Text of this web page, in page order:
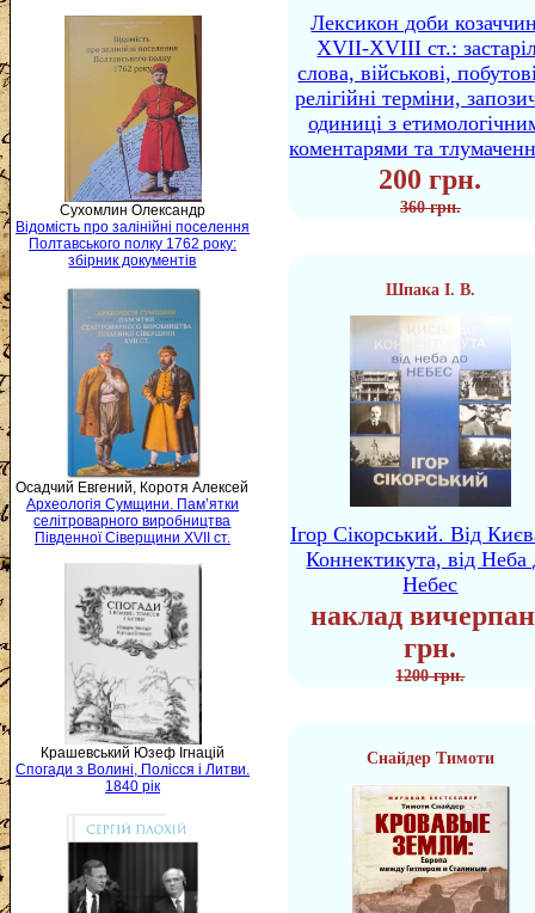
Сухомлин Олександр
Відомість про залінійні поселення
Полтавського полку 1762 року:
збірник документів
Осадчий Евгений, Коротя Алексей
Археологія Сумщини. Пам’ятки
селітроварного виробництва
Південної Сіверщини XVII ст.
Крашевський Юзеф Ігнацій
Спогади з Волині, Полісся і Литви.
1840 рік
Лексикон доби
XVII-XVIII ст.:
слова, військові,
релігійні терміни,
одиниці з
коментарями та
200 грн.
360 грн.
Шпака І. В.
Ігор Сікорський. Від
Коннектикута, від Неба
Небес
наклад
грн.
1200 грн.
Снайдер Тимоти